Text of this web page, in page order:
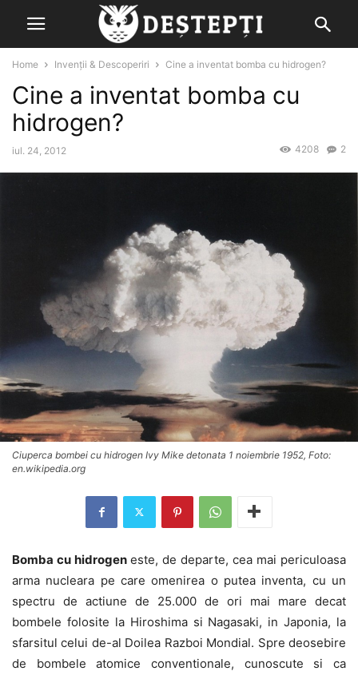
Home Invenții & Descoperiri Cine a inventat bomba cu hidrogen?
Cine a inventat bomba cu
hidrogen?
iul. 24, 2012 2
4208
Ciuperca bombei cu hidrogen Ivy Mike detonata 1 noiembrie 1952, Foto:
en.wikipedia.org
Bomba cu hidrogen este, de departe, cea mai periculoasa
arma nucleara pe care omenirea o putea inventa, cu un
spectru de actiune de 25.000 de ori mai mare decat
bombele folosite la Hiroshima si Nagasaki, in Japonia, la
sfarsitul celui de-al Doilea Razboi Mondial. Spre deosebire
de bombele atomice conventionale, cunoscute si ca